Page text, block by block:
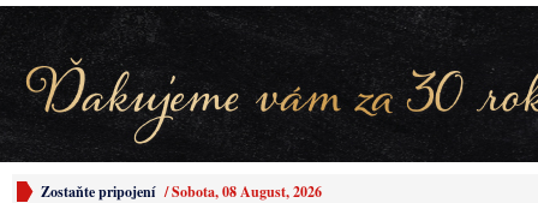
Zostaňte pripojení /Sobota, 08 August, 2026